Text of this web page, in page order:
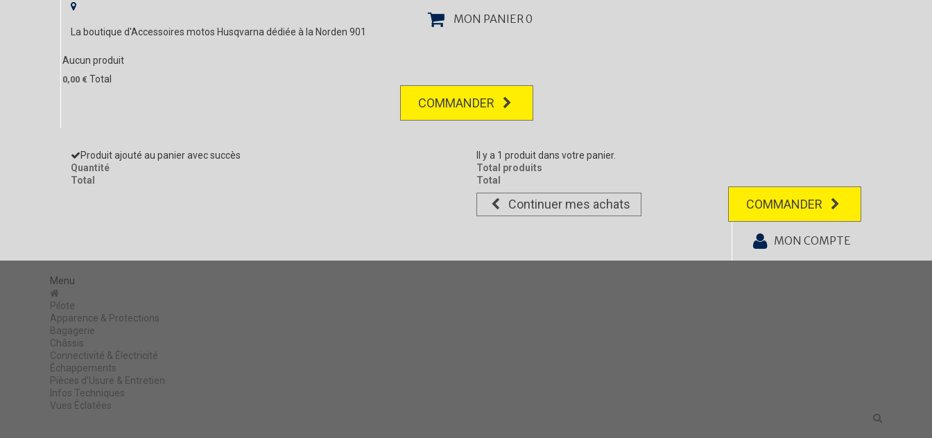
La boutique d'Accessoires motos Husqvarna dédiée à la Norden 901
MON PANIER0
Aucun produit
0,00 € Total
COMMANDER
Produit ajouté au panier avec succès
Quantité
Total
Il y a 1 produit dans votre panier.
Total produits
Total
Continuer mes achats COMMANDER
MON COMPTE
Menu
Pilote
Apparence & Protections
Bagagerie
Châssis
Connectivité & Électricité
Échappements
Pièces d'Usure & Entretien
Infos Techniques
Vues Éclatées